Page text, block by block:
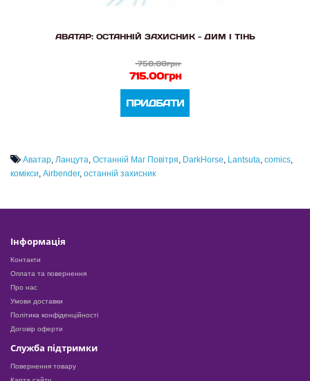
АВАТАР: ОСТАННІЙ ЗАХИСНИК - ДИМ І ТІНЬ
750.00грн
715.00грн
ПРИДБАТИ
Аватар, Ланцута, Останній Маг Повітря, DarkHorse, Lantsuta, comics,
комікси, Airbender, останній захисник
Інформація
Контакти
Оплата та повернення
Про нас
Умови доставки
Політика конфіденційності
Договір оферти
Служба підтримки
Повернення товару